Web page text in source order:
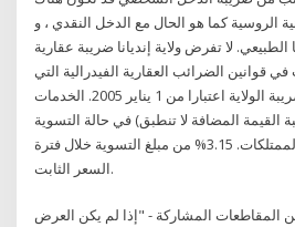
الروسية كما هو الحال مع الدخل النقدي ، و
لا تفرض ولاية إنديانا ضريبة عقارية
قوانين الضرائب العقارية الفيدرالية التي
تخلصت من فرض ضريبة الولاية اعتبارا من 1 يناير 2005. الخدمات
القيمة المضافة لا تنطبق) في حالة التسوية
عبر الأموال الخاصة / بيع الممتلكات. 3.15% من مبلغ التسوية خلال فترة
السعر الثابت.
المقاطعات المشاركة - "إذا لم يكن العرض